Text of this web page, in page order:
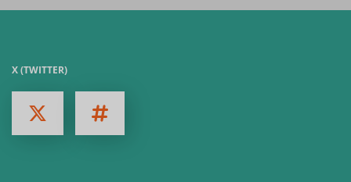
X (TWITTER)